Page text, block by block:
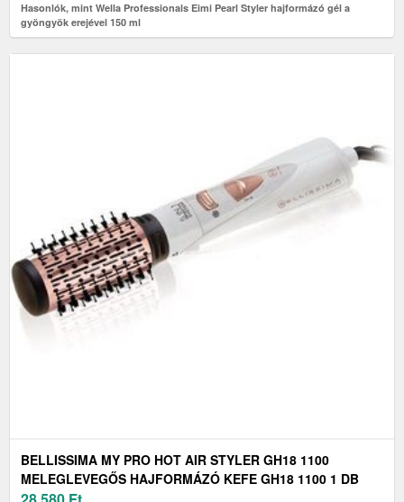
Hasonlók, mint Wella Professionals Eimi Pearl Styler hajformázó gél a
gyöngyök erejével 150 ml
BELLISSIMA MY PRO HOT AIR STYLER GH18 1100
MELEGLEVEGŐS HAJFORMÁZÓ KEFE GH18 1100 1 DB